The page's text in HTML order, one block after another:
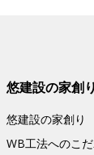
悠建設の家創り
悠建設の家創り
WB工法へのこ